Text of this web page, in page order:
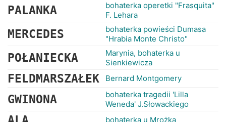
PALANKA
bohaterka operetki "Frasquita"
F. Lehara
MERCEDES
bohaterka powieści Dumasa
"Hrabia Monte Christo"
POŁANIECKA
Marynia, bohaterka u
Sienkiewicza
FELDMARSZAŁEK Bernard Montgomery
GWINONA
bohaterka tragedii 'Lilla
Weneda' J.Słowackiego
bohaterka u Mrożka